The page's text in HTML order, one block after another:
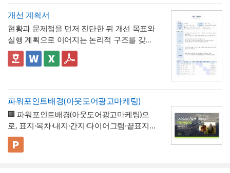
을 기준으로 별도의 환산표를 마련해두는 것
이 정확합니다. 또한 법정 연차휴가는 원칙적
으로 1일 단위 사용이 기본이며, 시간단위 사
용은 법적 의무사항이 아니라 회사가 취업규
칙 등을 통해 자율적으로 도입하는 제도이므
무급휴직 확인서는
히 계산해 기재하는 것이 가장 중요합니다. 휴
직 시작일과 종료일을 실제 승인된 휴직원 내
실제 일수를 정확히 세어 기재해야 이후 급여
정" 등 적정 수준으로 기재하는 것이 일반적이
며, 필요한 경우에만 구체적인 사유를 명시하
는 것이 좋습니다. 이 확인서를 발급한 이후에
는 반드시 4대보험 관련 신고(납부예외 신청
등)가 함께 이루어졌는지 확인하고, 급여대장
증할 수 있는 것이 특징입니다.
다면 반드시 비고란에 그 사유(예 : 설계 변경,
현장 여건상 수량 조정 등)를 구체적으로 기재
해야 하며, 임의로 수량을 맞춰 기재하는 일이
없도록 해야 합니다. 하자여부를 "하자 없
음"으로 확인하는 경우에도 하자보증기간 내
에 새로운 하자가 발견될 수 있으므로, 이 확
두 명확히 인지하고 있어야 합니다.
💡 작성 팁
작업 완료 확인서는계획과 완료의 정확한 대
조가 가장 중요 하므로, 현장 실사를 통해 실제
완료된 개소·수량을 정확히 확인한 뒤 계획 수
고란에 그 사유를 구체적으로 남겨, 나중에 왜
수량 차이가 발생했는지 근거를 확인할 수 있
도록 하는 것이 중요합니다. 특이사항란에는
배선 등)과 그에 대한 처리 결과를 함께 기록
개선 계획서
현황과 문제점을 먼저 진단한 뒤 개선 목표와
실행 계획으로 이어지는 논리적 구조를 갖춘
업무 개선 보고서입니다. 개선분야를 IT·전산,
업무 프로세스, 안전, 품질 등으로 체크박스
👔 이 서식의 구성 특징
개선 과제를 하나의 표준 양식으로 통일 관리
가능
- 현황 및 문제점 섹션을 현황과 문제점으로
나누어 구성해, 단순 현상 나열이 아니라
개선이 필요한지 논리적 인과관계를 명확히
제시
- 개선 목표와 기대효과를 구분해, 무엇을 이
룰 것인지(목표)와 그 결과 무엇이 좋아지는지
(효과)를 별도로 서술함으로써 보고받는 결재
권자가
- 단계별 실행 계획표에 담당자와 주차별 일정
(0월0주~0월0주)을 매트릭스 형태로 배치해,
파워포인트배경(아웃도어광고마케팅)
🏢 파워포인트배경(아웃도어광고마케팅)으
로, 표지·목차·내지·간지·다이어그램·끝표지로
구성된 비즈니스 프레젠테이션 템플릿입니
다. 블랙 배경과 강렬한 라임그린 포인트 컬러
💡 사용 꿀팁